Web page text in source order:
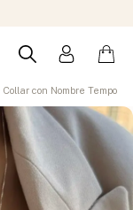
Collar con Nombre Tempo